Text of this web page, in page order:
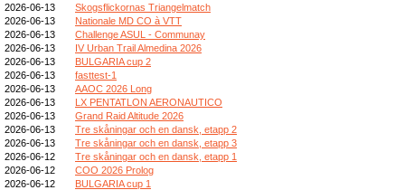
2026-06-13
Skogsflickornas Triangelmatch
2026-06-13
Nationale MD CO à VTT
2026-06-13
Challenge ASUL - Communay
2026-06-13
IV Urban Trail Almedina 2026
2026-06-13
BULGARIA cup 2
2026-06-13
fasttest-1
2026-06-13
AAOC 2026 Long
2026-06-13
LX PENTATLON AERONAUTICO
2026-06-13
Grand Raid Altitude 2026
2026-06-13
Tre skåningar och en dansk, etapp 2
2026-06-13
Tre skåningar och en dansk, etapp 3
2026-06-12
Tre skåningar och en dansk, etapp 1
2026-06-12
COO 2026 Prolog
2026-06-12
BULGARIA cup 1